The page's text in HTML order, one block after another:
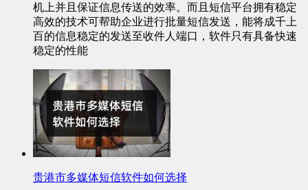
机上并且保证信息传送的效率。而且短信平台拥有稳定
高效的技术可帮助企业进行批量短信发送，能将成千上
百的信息稳定的发送至收件人端口，软件只有具备快速
稳定的性能
贵港市多媒体短信软件如何选择